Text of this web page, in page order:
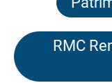
RMC